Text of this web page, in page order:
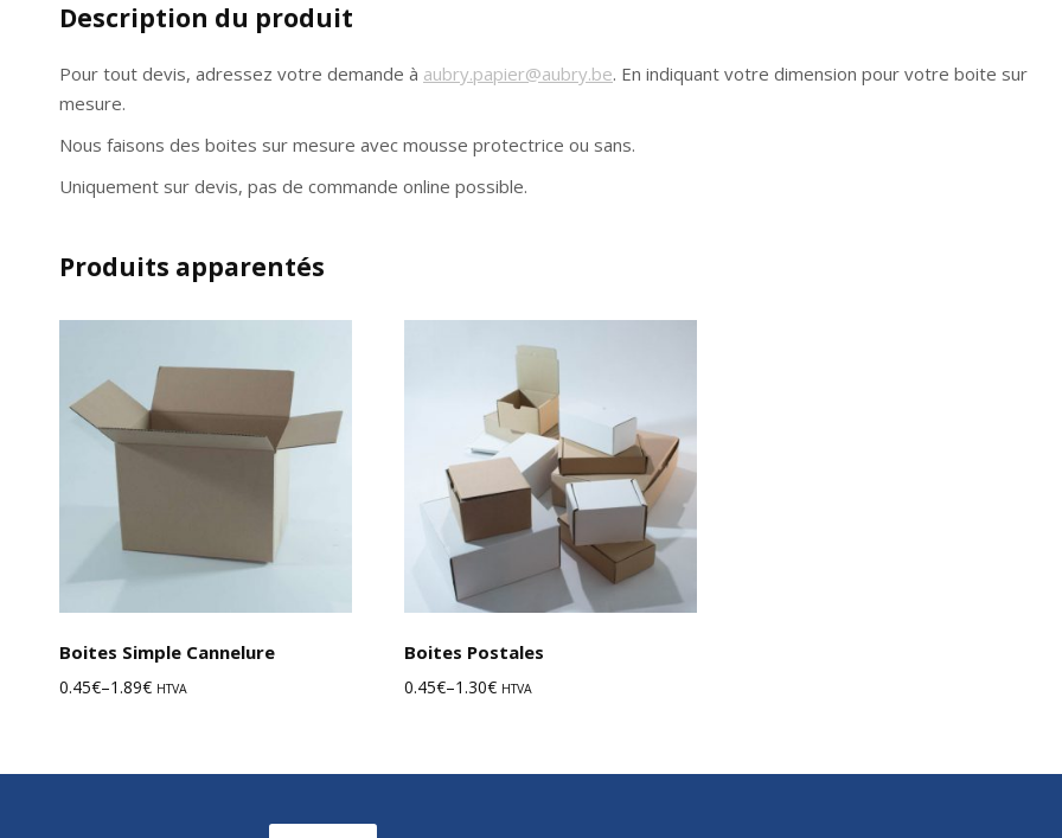
Description du produit
Pour tout devis, adressez votre demande à aubry.papier@aubry.be. En indiquant votre dimension pour votre boite sur
mesure.
Nous faisons des boites sur mesure avec mousse protectrice ou sans.
Uniquement sur devis, pas de commande online possible.
Produits apparentés
Boites Simple Cannelure
0.45€–1.89€ HTVA
Boites Postales
0.45€–1.30€ HTVA